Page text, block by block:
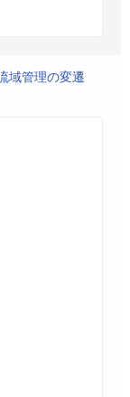
域管理の変遷